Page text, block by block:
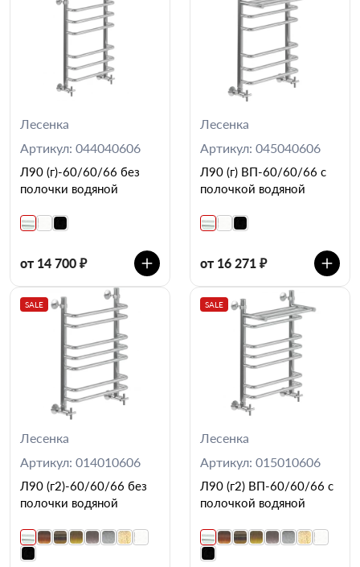
Лесенка
Артикул: 044040606
Л90 (г)-60/60/66 без
полочки водяной
от 14 700 ₽
Лесенка
Артикул: 045040606
Л90 (г) ВП-60/60/66 с
полочкой водяной
от 16 271 ₽
SALE
Лесенка
Артикул: 014010606
Л90 (г2)-60/60/66 без
полочки водяной
SALE
Лесенка
Артикул: 015010606
Л90 (г2) ВП-60/60/66 с
полочкой водяной